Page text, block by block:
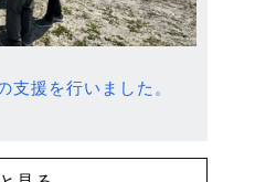
支援を行いました。